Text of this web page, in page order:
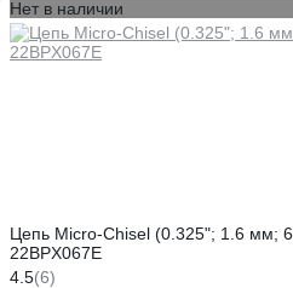
Нет в наличии
Цепь Micro-Chisel (0.325"; 1.6 мм;
22BPX067E
4.5(6)